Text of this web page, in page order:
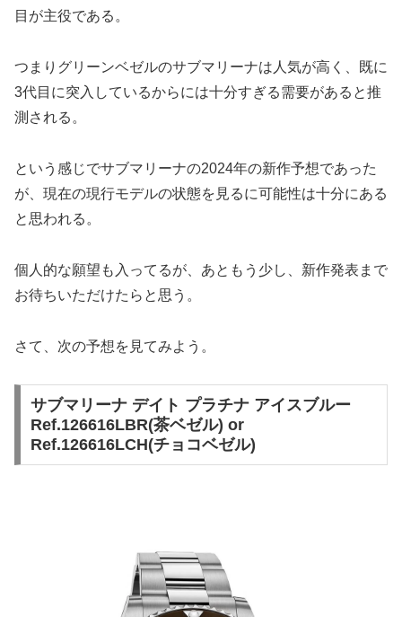
目が主役である。
つまりグリーンベゼルのサブマリーナは人気が高く、既に
3代目に突入しているからには十分すぎる需要があると推
測される。
という感じでサブマリーナの2024年の新作予想であった
が、現在の現行モデルの状態を見るに可能性は十分にある
と思われる。
個人的な願望も入ってるが、あともう少し、新作発表まで
お待ちいただけたらと思う。
さて、次の予想を見てみよう。
サブマリーナ デイト プラチナ アイスブルー
Ref.126616LBR(茶ベゼル) or
Ref.126616LCH(チョコベゼル)